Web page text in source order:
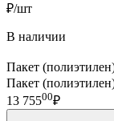
₽/шт
В наличии
Пакет
Пакет
13 75500₽